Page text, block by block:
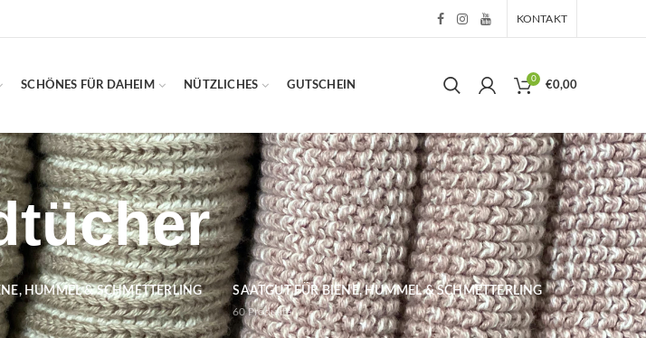
KONTAKT
SCHÖNES FÜR DAHEIM NÜTZLICHES GUTSCHEIN
0
€0,00
HUMMEL & SCHMETTERLING SAATGUT FÜR BIENE, HUMMEL & SCHMETTERLING
60 Produkte